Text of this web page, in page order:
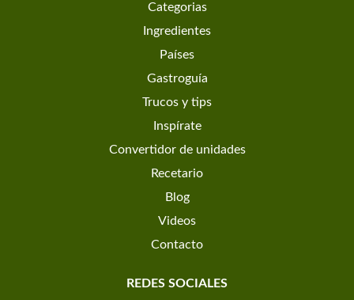
Categorias
Ingredientes
Países
Gastroguía
Trucos y tips
Inspírate
Convertidor de unidades
Recetario
Blog
Videos
Contacto
REDES SOCIALES